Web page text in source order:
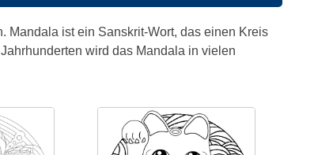
Mandala ist ein Sanskrit-Wort, das einen Kreis
wird das Mandala in vielen